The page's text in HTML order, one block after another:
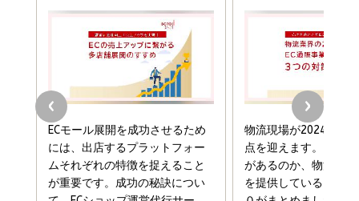
Brand Shift(ブランド・シフト): 「信頼」で選ばれ
る時代の成長戦略
￥2,420
マーケティングの真実 P&G・グリコで学んだ失敗
と成長の法則
￥2,200
Amazonランキングをもっと見る
￥880
ママ投資家が育休中に１億貯めた株式投資
￥1,870
組織の成果を最大化する ルールのデザイン
￥1,980
Amazonランキングをもっと見る
影響力の武器［新版］：人を動かす七つの原理
￥3,190
フィードバック経営 「沈黙の組織」から「高め合う
組織」へ
Amazonランキングをもっと見る